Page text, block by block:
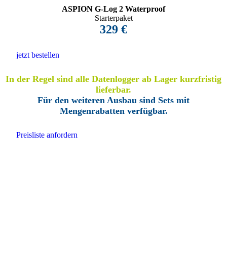
ASPION G-Log 2 Waterproof
Starterpaket
329 €
jetzt bestellen
In der Regel sind alle Datenlogger ab Lager kurzfristig
lieferbar.
Für den weiteren Ausbau sind Sets mit
Mengenrabatten verfügbar.
Preisliste anfordern